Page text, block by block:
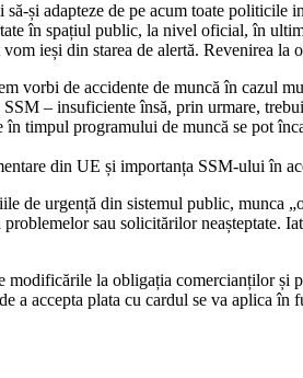
și adapteze de pe acum toate
în spațiul public, la nivel oficial, în
ieși din starea de alertă. Revenirea
vorbi de accidente de muncă în cazul
– insuficiente însă, prin urmare,
timpul programului de muncă se pot
din UE și importanța SSM-ului în
de urgență din sistemul public, munca
sau solicitărilor neașteptate.
la obligația comercianților și
a accepta plata cu cardul se va aplica